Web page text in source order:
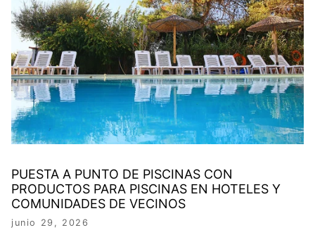
PUESTA A PUNTO DE PISCINAS CON
PRODUCTOS PARA PISCINAS EN HOTELES Y
COMUNIDADES DE VECINOS
junio 29, 2026